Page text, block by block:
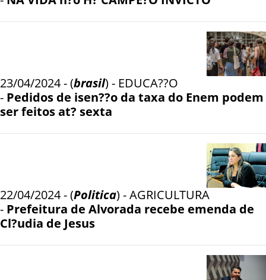
23/04/2024 - (brasil) - EDUCA??O
- Pedidos de isen??o da taxa do Enem podem
ser feitos at? sexta
22/04/2024 - (Politica) - AGRICULTURA
- Prefeitura de Alvorada recebe emenda de
Cl?udia de Jesus